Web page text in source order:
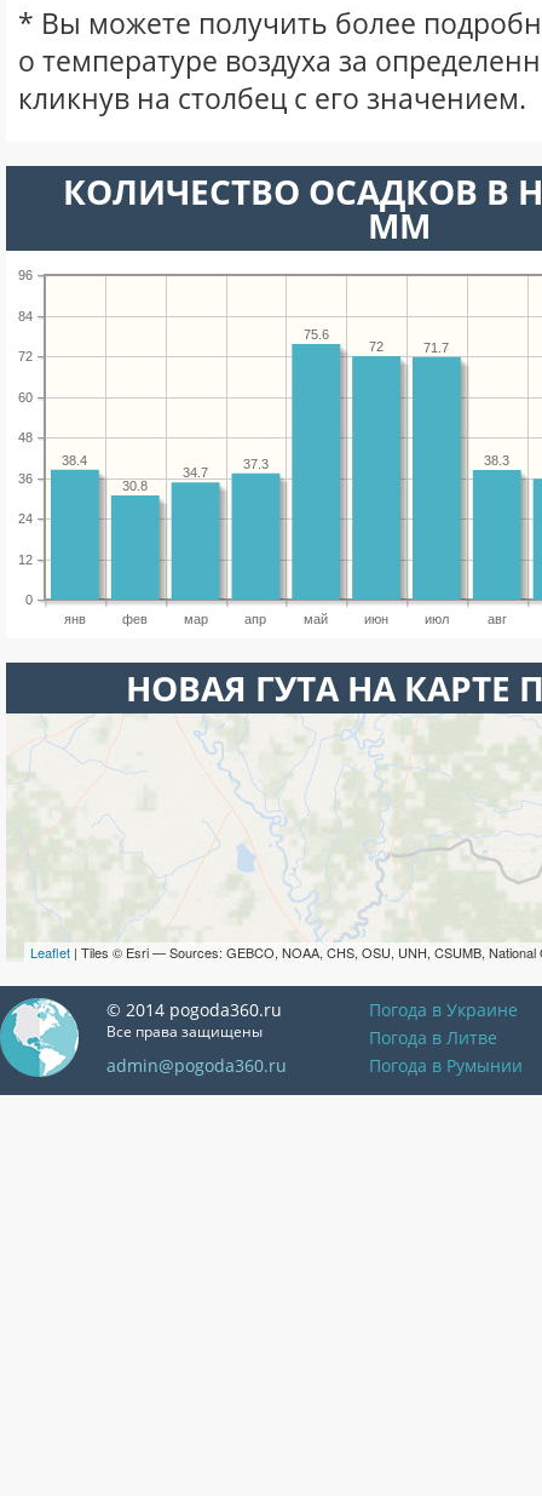
* Вы можете получить более
о температуре воздуха за
кликнув на столбец с его значением.
КОЛИЧЕСТВО ОСАДКОВ В
ММ
янв фев мар апр май июн июл авг
0
12
24
36
48
60
72
84
96
38.3
71.7
72
75.6
37.3
34.7
30.8
38.4
НОВАЯ ГУТА НА КАРТЕ
Leaflet | Tiles © Esri — Sources: GEBCO, NOAA, CHS, OSU, UNH, CSUMB, National
© 2014 pogoda360.ru
Все права защищены
admin@pogoda360.ru
Погода в Украине
Погода в Литве
Погода в Румынии